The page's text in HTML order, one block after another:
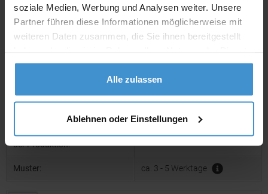
soziale Medien, Werbung und Analysen weiter. Unsere
Partner führen diese Informationen möglicherweise mit
weiteren Daten zusammen, die Sie ihnen bereitgestellt
gesammelt haben.
Alle zulassen
Ablehnen oder Einstellungen
Angebot drucken
Artikel mit Werbeanbringung: ca. 4 - 5 Wochen
Muster mit Ihrer
Werbeanbringung zur Freigabe
der Produktion:
ca. 4 - 5 Wochen
Muster: ca. 3 - 5 Werktage